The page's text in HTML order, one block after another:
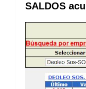
SALDOS